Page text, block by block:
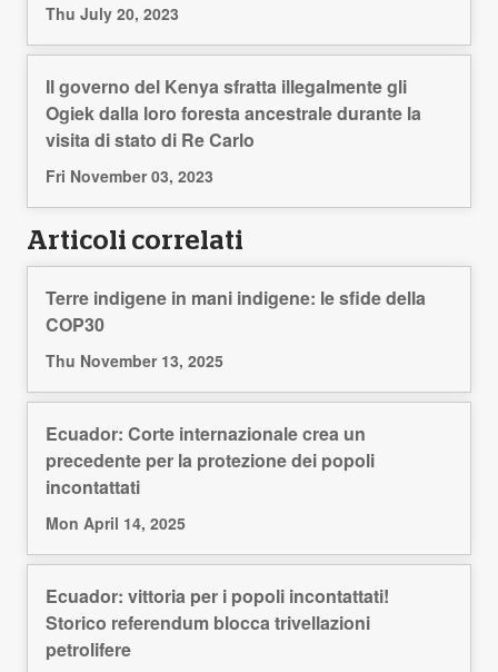
Thu July 20, 2023
Il governo del Kenya sfratta illegalmente gli
Ogiek dalla loro foresta ancestrale durante la
visita di stato di Re Carlo
Fri November 03, 2023
Articoli correlati
Terre indigene in mani indigene: le sfide della
COP30
Thu November 13, 2025
Ecuador: Corte internazionale crea un
precedente per la protezione dei popoli
incontattati
Mon April 14, 2025
Ecuador: vittoria per i popoli incontattati!
Storico referendum blocca trivellazioni
petrolifere